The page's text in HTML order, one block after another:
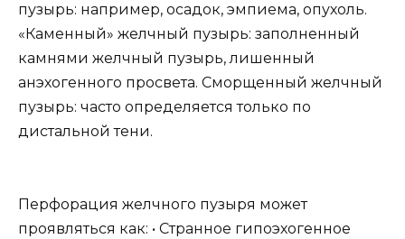
пузырь: например, осадок, эмпиема, опухоль.
«Каменный» желчный пузырь: заполненный
камнями желчный пузырь, лишенный
анэхогенного просвета. Сморщенный желчный
пузырь: часто определяется только по
дистальной тени.
Перфорация желчного пузыря может
проявляться как: • Странное гипоэхогенное